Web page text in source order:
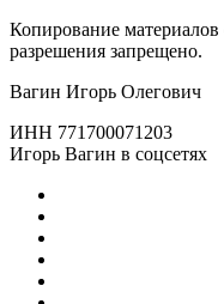
Копирование материалов
разрешения запрещено.
Вагин Игорь Олегович
ИНН 771700071203
Игорь Вагин в соцсетях